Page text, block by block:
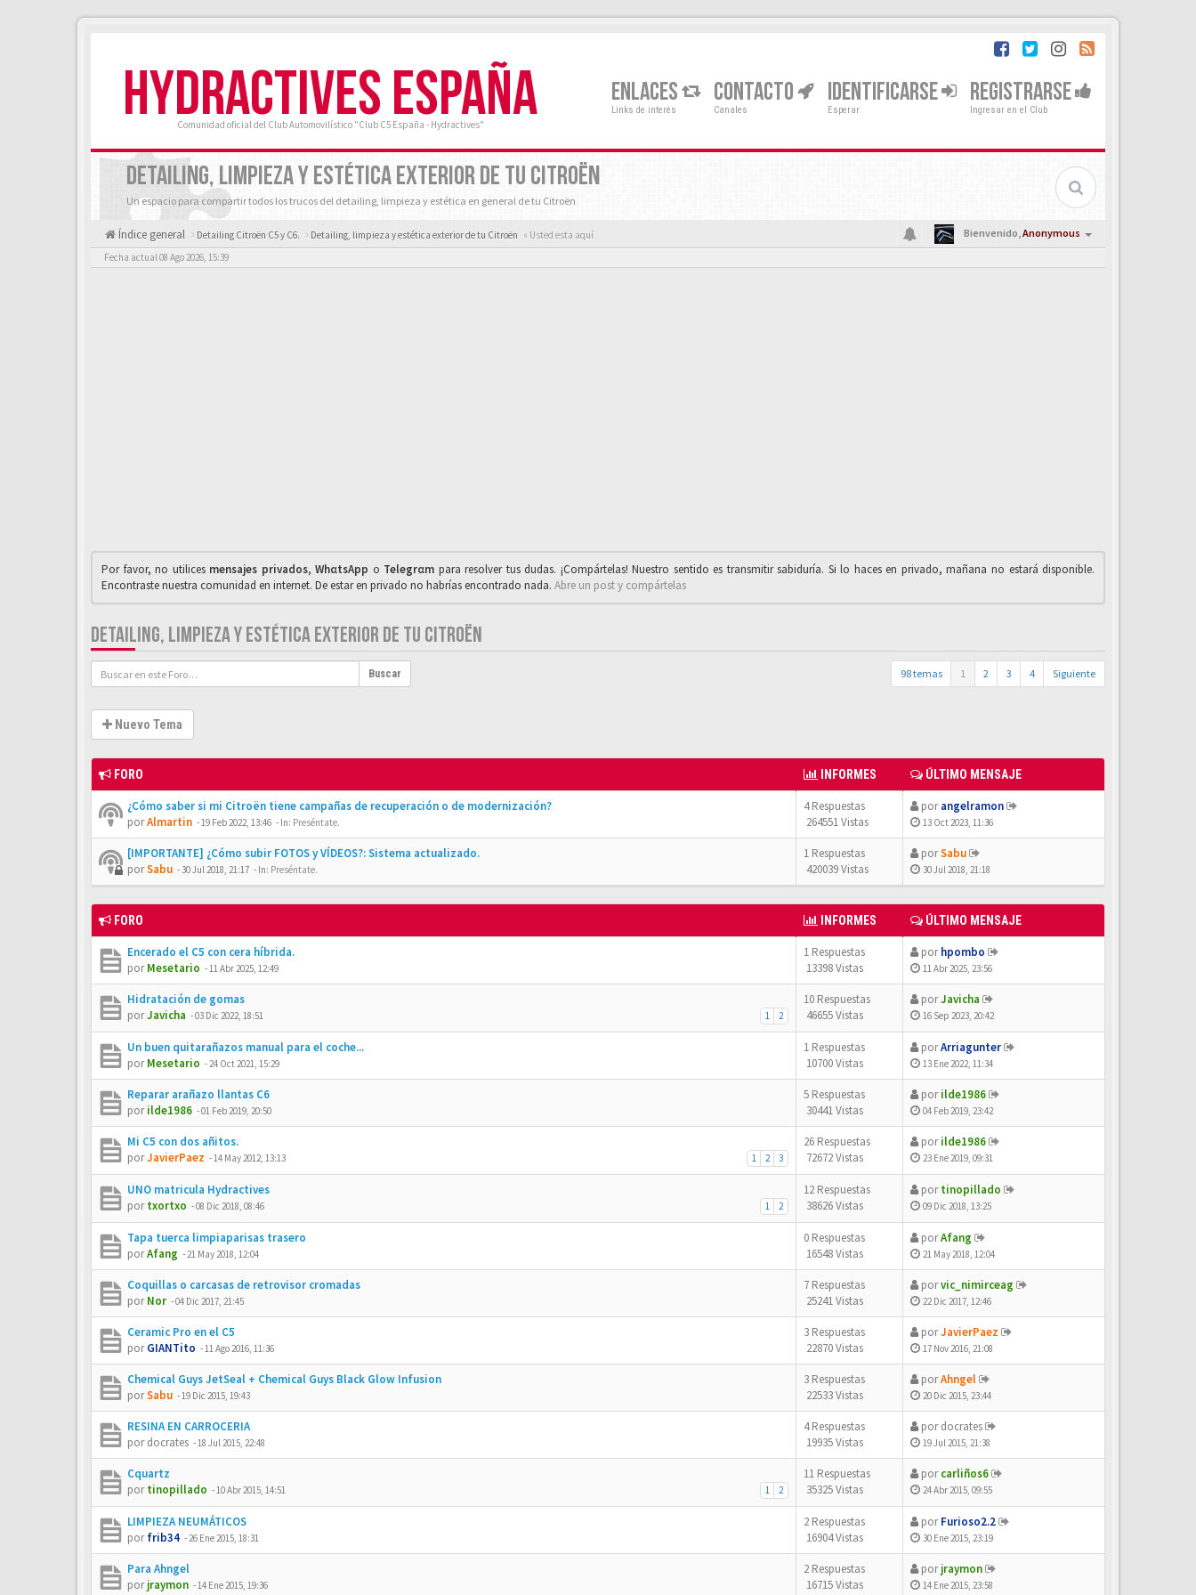
HYDRACTIVES ESPAÑA
Comunidad oficial del Club Automovilístico "Club C5 España - Hydractives"
ENLACES
Links de interés
CONTACTO
Canales
IDENTIFICARSE
Esperar
REGISTRARSE
Ingresar en el Club
DETAILING, LIMPIEZA Y ESTÉTICA EXTERIOR DE TU CITROËN
Un espacio para compartir todos los trucos del detailing, limpieza y estética en general de tu Citroën
Índice general Detailing Citroën C5 y C6. Detailing, limpieza y estética exterior de tu Citroën « Usted esta aquí Bienvenido,Anonymous
Fecha actual 08 Ago 2026, 15:39
Por favor, no utilices mensajes privados,WhαtsApp o Telegrαm para resolver tus dudas. ¡Compártelas! Nuestro sentido es transmitir sabiduría. Si lo haces en privado, mañana no estará disponible.
Encontraste nuestra comunidad en internet. De estar en privado no habrías encontrado nada. Abre un post y compártelas
DETAILING, LIMPIEZA Y ESTÉTICA EXTERIOR DE TU CITROËN
Buscar 98 temas 1 2 3 4 Siguiente
Nuevo Tema
FORO INFORMES ÚLTIMO MENSAJE
¿Cómo saber si mi Citroën tiene campañas de recuperación o de modernización?
porAlmartin -19 Feb 2022, 13:46 - In: Preséntate.
4 Respuestas
264551 Vistas
porangelramon
13 Oct 2023, 11:36
[IMPORTANTE] ¿Cómo subir FOTOS y VÍDEOS?: Sistema actualizado.
porSabu - 30 Jul 2018, 21:17 - In: Preséntate.
1 Respuestas
420039 Vistas
porSabu
30 Jul 2018, 21:18
FORO INFORMES ÚLTIMO MENSAJE
Encerado el C5 con cera híbrida.
porMesetario -11 Abr 2025, 12:49
1 Respuestas
13398 Vistas
porhpombo
11 Abr 2025, 23:56
Hidratación de gomas
1 2
porJavicha -03 Dic 2022, 18:51
10 Respuestas
46655 Vistas
porJavicha
16 Sep 2023, 20:42
Un buen quitarañazos manual para el coche...
porMesetario -24 Oct 2021, 15:29
1 Respuestas
10700 Vistas
porArriagunter
13 Ene 2022, 11:34
Reparar arañazo llantas C6
porilde1986 -01 Feb 2019, 20:50
5 Respuestas
30441 Vistas
porilde1986
04 Feb 2019, 23:42
Mi C5 con dos añitos.
1 2 3
porJavierPaez -14 May 2012, 13:13
26 Respuestas
72672 Vistas
porilde1986
23 Ene 2019, 09:31
UNO matricula Hydractives
1 2
portxortxo -08 Dic 2018, 08:46
12 Respuestas
38626 Vistas
portinopillado
09 Dic 2018, 13:25
Tapa tuerca limpiaparisas trasero
porAfang -21 May 2018, 12:04
0 Respuestas
16548 Vistas
porAfang
21 May 2018, 12:04
Coquillas o carcasas de retrovisor cromadas
porNor -04 Dic 2017, 21:45
7 Respuestas
25241 Vistas
porvic_nimirceag
22 Dic 2017, 12:46
Ceramic Pro en el C5
porGIANTito -11 Ago 2016, 11:36
3 Respuestas
22870 Vistas
porJavierPaez
17 Nov 2016, 21:08
Chemical Guys JetSeal + Chemical Guys Black Glow Infusion
porSabu -19 Dic 2015, 19:43
3 Respuestas
22533 Vistas
porAhngel
20 Dic 2015, 23:44
RESINA EN CARROCERIA
pordocrates -18 Jul 2015, 22:48
4 Respuestas
19935 Vistas
pordocrates
19 Jul 2015, 21:38
Cquartz
1 2
portinopillado -10 Abr 2015, 14:51
11 Respuestas
35325 Vistas
porcarliños6
24 Abr 2015, 09:55
LIMPIEZA NEUMÁTICOS
porfrib34 -26 Ene 2015, 18:31
2 Respuestas
16904 Vistas
porFurioso2.2
30 Ene 2015, 23:19
Para Ahngel
porjraymon -14 Ene 2015, 19:36
2 Respuestas
16715 Vistas
porjraymon
14 Ene 2015, 23:58